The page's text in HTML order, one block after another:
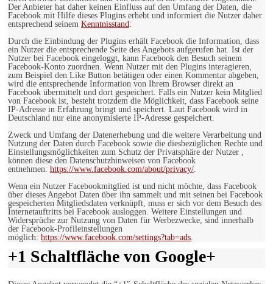
Der Anbieter hat daher keinen Einfluss auf den Umfang der Daten, die
Facebook mit Hilfe dieses Plugins erhebt und informiert die Nutzer daher
entsprechend seinem Kenntnisstand:
Durch die Einbindung der Plugins erhält Facebook die Information, dass
ein Nutzer die entsprechende Seite des Angebots aufgerufen hat. Ist der
Nutzer bei Facebook eingeloggt, kann Facebook den Besuch seinem
Facebook-Konto zuordnen. Wenn Nutzer mit den Plugins interagieren,
zum Beispiel den Like Button betätigen oder einen Kommentar abgeben,
wird die entsprechende Information von Ihrem Browser direkt an
Facebook übermittelt und dort gespeichert. Falls ein Nutzer kein Mitglied
von Facebook ist, besteht trotzdem die Möglichkeit, dass Facebook seine
IP-Adresse in Erfahrung bringt und speichert. Laut Facebook wird in
Deutschland nur eine anonymisierte IP-Adresse gespeichert.
Zweck und Umfang der Datenerhebung und die weitere Verarbeitung und
Nutzung der Daten durch Facebook sowie die diesbezüglichen Rechte und
Einstellungsmöglichkeiten zum Schutz der Privatsphäre der Nutzer ,
können diese den Datenschutzhinweisen von Facebook
entnehmen: https://www.facebook.com/about/privacy/.
Wenn ein Nutzer Facebookmitglied ist und nicht möchte, dass Facebook
über dieses Angebot Daten über ihn sammelt und mit seinen bei Facebook
gespeicherten Mitgliedsdaten verknüpft, muss er sich vor dem Besuch des
Internetauftritts bei Facebook ausloggen. Weitere Einstellungen und
Widersprüche zur Nutzung von Daten für Werbezwecke, sind innerhalb
der Facebook-Profileinstellungen
möglich: https://www.facebook.com/settings?tab=ads.
+1 Schaltfläche von Google+